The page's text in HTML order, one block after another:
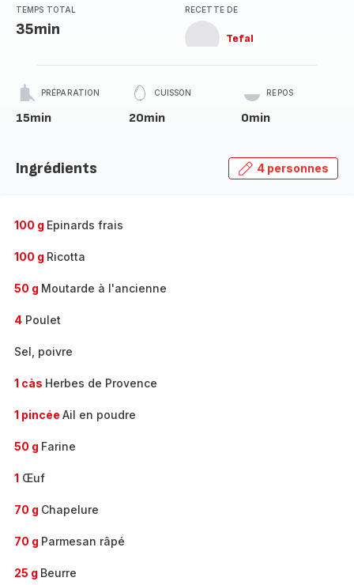
TEMPS TOTAL
35min
RECETTE DE
Tefal
PRÉPARATION
15min
CUISSON
20min
REPOS
0min
Ingrédients 4 personnes
100 g Epinards frais
100 g Ricotta
50 g Moutarde à l'ancienne
4 Poulet
Sel, poivre
1 càs Herbes de Provence
1 pincée Ail en poudre
50 g Farine
1 Œuf
70 g Chapelure
70 g Parmesan râpé
25 g Beurre